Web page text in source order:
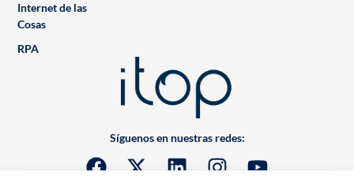
Síguenos en nuestras redes:
Internet de las
Cosas
RPA